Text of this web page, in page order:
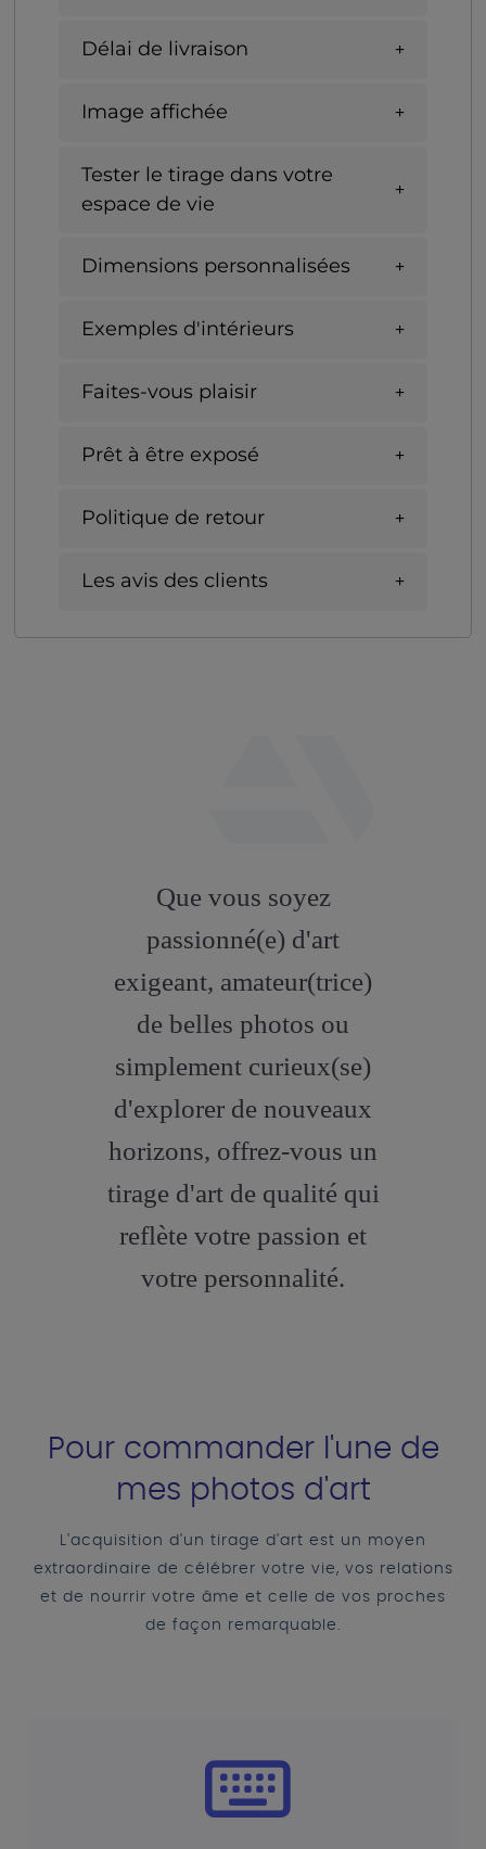
Délai de livraison
Image affichée
Tester le tirage dans votre
espace de vie
Dimensions personnalisées
Exemples d'intérieurs
Faites-vous plaisir
Prêt à être exposé
Politique de retour
Les avis des clients
artstation
Que vous soyez
passionné(e) d'art
exigeant, amateur(trice)
de belles photos ou
simplement curieux(se)
d'explorer de nouveaux
horizons, offrez-vous un
tirage d'art de qualité qui
reflète votre passion et
votre personnalité.
Pour commander l'une de
mes photos d'art
L'acquisition d'un tirage d'art est un moyen
extraordinaire de célébrer votre vie, vos relations
et de nourrir votre âme et celle de vos proches
de façon remarquable.